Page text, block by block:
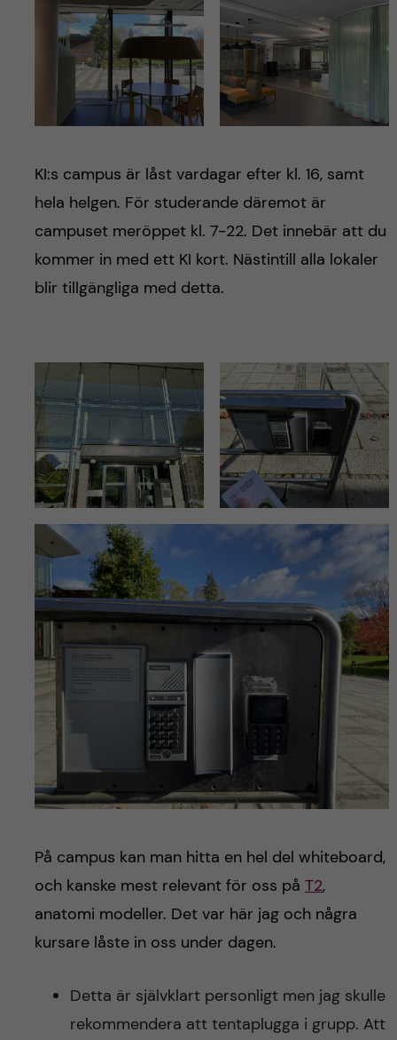
KI:s campus är låst vardagar efter kl. 16, samt
hela helgen. För studerande däremot är
campuset meröppet kl. 7-22. Det innebär att du
kommer in med ett KI kort. Nästintill alla lokaler
blir tillgängliga med detta.
På campus kan man hitta en hel del whiteboard,
och kanske mest relevant för oss på T2,
anatomi modeller. Det var här jag och några
kursare låste in oss under dagen.
Detta är självklart personligt men jag skulle
rekommendera att tentaplugga i grupp. Att